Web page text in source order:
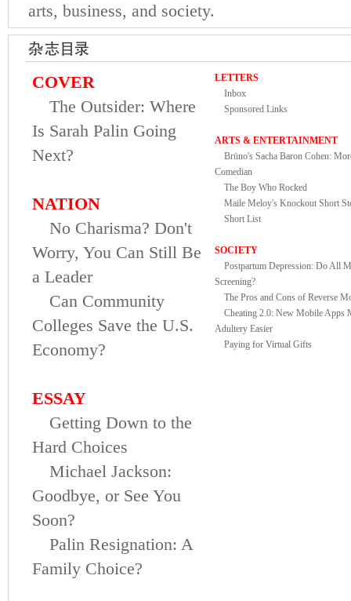
arts, business, and society.
COVER
The Outsider: Where
Is Sarah Palin Going
Next?
NATION
No Charisma? Don't
Worry, You Can Still Be
a Leader
Can Community
Colleges Save the U.S.
Economy?
ESSAY
Getting Down to the
Hard Choices
Michael Jackson:
Goodbye, or See You
Soon?
Palin Resignation: A
Family Choice?
LETTERS
Inbox
Sponsored Links
ARTS & ENTERTAINMENT
Brüno's Sacha Baron Cohen:
Comedian
The Boy Who Rocked
Maile Meloy's Knockout Short
Short List
SOCIETY
Postpartum Depression: Do All
Screening?
The Pros and Cons of Reverse
Cheating 2.0: New Mobile Apps
Adultery Easier
Paying for Virtual Gifts